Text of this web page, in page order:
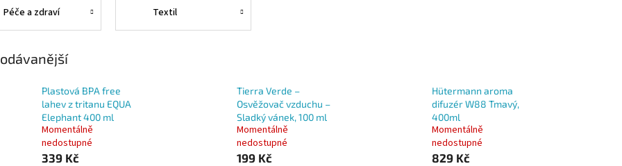
Péče a zdraví Textil
Plastová BPA free
lahev z tritanu EQUA
Elephant 400 ml
Momentálně
nedostupné
339 Kč
Tierra Verde –
Osvěžovač vzduchu –
Sladký vánek, 100 ml
Momentálně
nedostupné
199 Kč
Hütermann aroma
difuzér W88 Tmavý,
400ml
Momentálně
nedostupné
829 Kč